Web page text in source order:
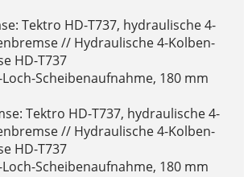
Tektro HD-T737, hydraulische 4-
// Hydraulische 4-Kolben-
HD-T737
Scheibenaufnahme, 180 mm
Tektro HD-T737, hydraulische 4-
// Hydraulische 4-Kolben-
HD-T737
Scheibenaufnahme, 180 mm